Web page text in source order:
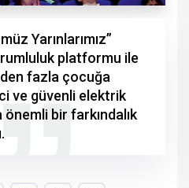
Yarınlarımız”
platformu ile
fazla çocuğa
ve güvenli elektrik
önemli bir farkındalık